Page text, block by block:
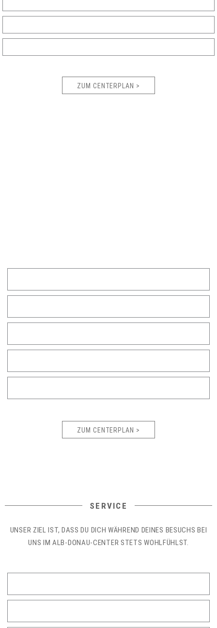
ZUM CENTERPLAN >
ZUM CENTERPLAN >
SERVICE
UNSER ZIEL IST, DASS DU DICH WÄHREND DEINES BESUCHS BEI
UNS IM ALB-DONAU-CENTER STETS WOHLFÜHLST.